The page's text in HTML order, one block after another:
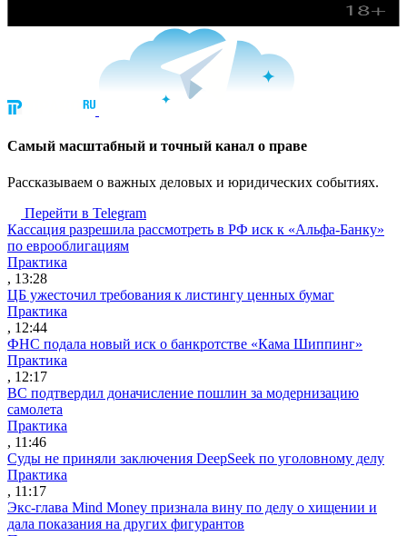
Cамый масштабный и точный канал о праве
Рассказываем о важных деловых и юридических событиях.
Перейти в Telegram
Кассация разрешила рассмотреть в РФ иск к «Альфа-Банку»
по еврооблигациям
Практика
, 13:28
ЦБ ужесточил требования к листингу ценных бумаг
Практика
, 12:44
ФНС подала новый иск о банкротстве «Кама Шиппинг»
Практика
, 12:17
ВС подтвердил доначисление пошлин за модернизацию
самолета
Практика
, 11:46
Суды не приняли заключения DeepSeek по уголовному делу
Практика
, 11:17
Экс-глава Mind Money признала вину по делу о хищении и
дала показания на других фигурантов